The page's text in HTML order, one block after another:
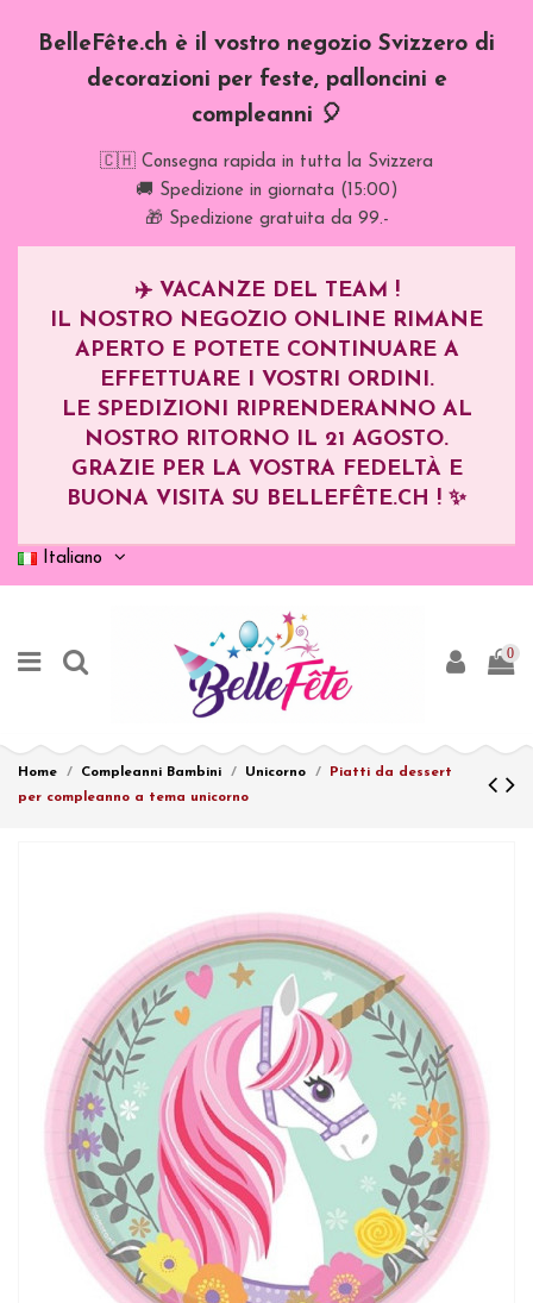
BelleFête.ch è il vostro negozio Svizzero di
decorazioni per feste, palloncini e
compleanni 🎈
🇨🇭 Consegna rapida in tutta la Svizzera
🚚 Spedizione in giornata (15:00)
🎁 Spedizione gratuita da 99.-
✈️ VACANZE DEL TEAM !
IL NOSTRO NEGOZIO ONLINE RIMANE
APERTO E POTETE CONTINUARE A
EFFETTUARE I VOSTRI ORDINI.
LE SPEDIZIONI RIPRENDERANNO AL
NOSTRO RITORNO IL 21 AGOSTO.
GRAZIE PER LA VOSTRA FEDELTÀ E
BUONA VISITA SU BELLEFÊTE.CH ! ✨
Italiano
0
Home Compleanni Bambini Unicorno
Piatti da dessert
per compleanno a tema unicorno